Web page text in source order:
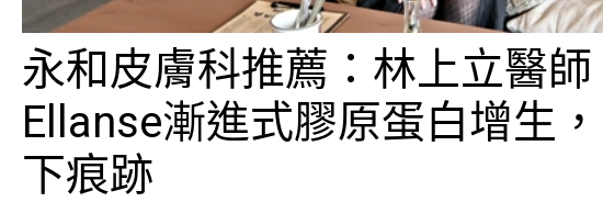
永和皮膚科推薦：林上立醫
Ellanse漸進式膠原蛋白增生
下痕跡